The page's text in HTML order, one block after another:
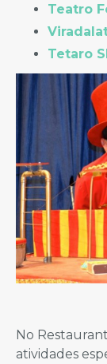
Teatro
Tetaro
No
atividades